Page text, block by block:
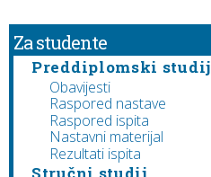
Za studente
Preddiplomski studij
Obavijesti
Raspored nastave
Raspored ispita
Nastavni materijal
Rezultati ispita